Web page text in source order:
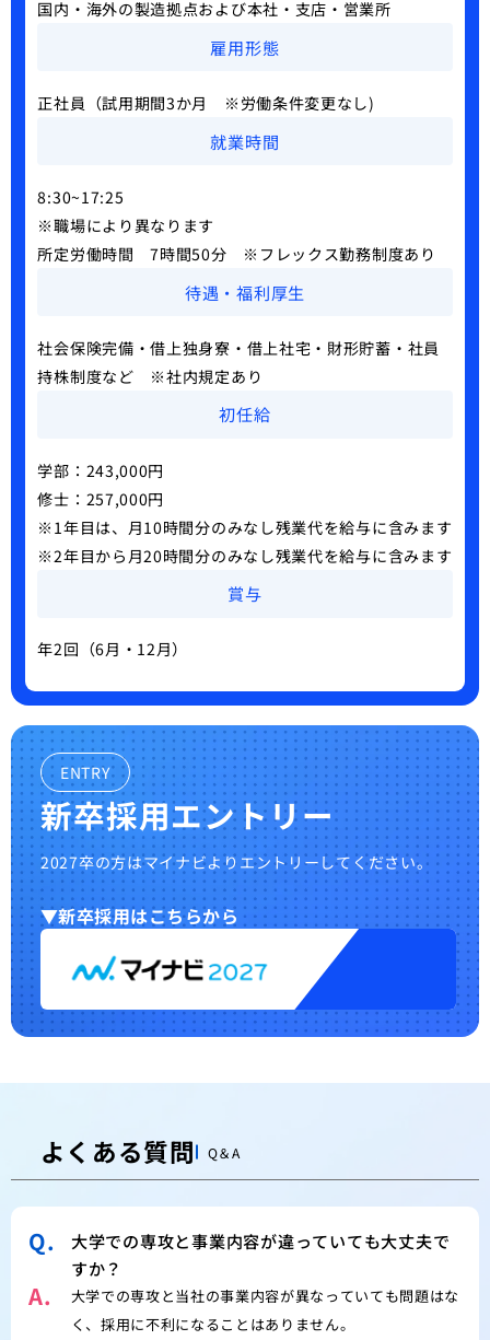
国内・海外の製造拠点および本社・支店・営業所
雇用形態
正社員（試用期間3か月 ※労働条件変更なし)
就業時間
8:30~17:25
※職場により異なります
所定労働時間 7時間50分 ※フレックス勤務制度あり
待遇・福利厚生
社会保険完備・借上独身寮・借上社宅・財形貯蓄・社員
持株制度など ※社内規定あり
初任給
学部：243,000円
修士：257,000円
※1年目は、月10時間分のみなし残業代を給与に含みます
※2年目から月20時間分のみなし残業代を給与に含みます
賞与
年2回（6月・12月）
ENTRY
新卒採用エントリー
2027卒の方はマイナビよりエントリーしてください。
新卒採用はこちらから
よくある質問 Q＆A
Q.
大学での専攻と事業内容が違っていても大丈夫で
すか？
A.
大学での専攻と当社の事業内容が異なっていても問題はな
く、採用に不利になることはありません。